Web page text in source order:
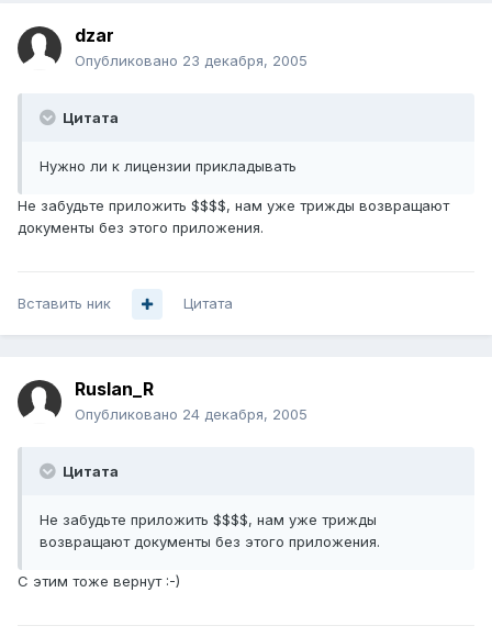
dzar
Опубликовано 23 декабря, 2005
Цитата
Нужно ли к лицензии прикладывать
Не забудьте приложить $$$$, нам уже трижды возвращают
документы без этого приложения.
Вставить ник Цитата
Ruslan_R
Опубликовано 24 декабря, 2005
Цитата
Не забудьте приложить $$$$, нам уже трижды
возвращают документы без этого приложения.
С этим тоже вернут :-)